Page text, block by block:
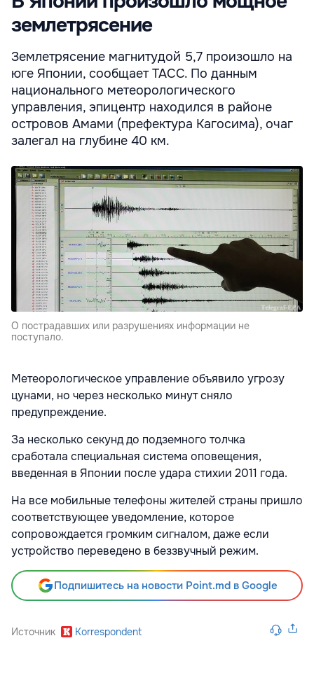
землетрясение
Землетрясение магнитудой 5,7 произошло на
юге Японии, сообщает ТАСС. По данным
национального метеорологического
управления, эпицентр находился в районе
островов Амами (префектура Кагосима), очаг
залегал на глубине 40 км.
О пострадавших или разрушениях информации не
поступало.
Метеорологическое управление объявило угрозу
цунами, но через несколько минут сняло
предупреждение.
За несколько секунд до подземного толчка
сработала специальная система оповещения,
введенная в Японии после удара стихии 2011 года.
На все мобильные телефоны жителей страны пришло
соответствующее уведомление, которое
сопровождается громким сигналом, даже если
устройство переведено в беззвучный режим.
Подпишитесь на новости Point.md в Google
Источник Korrespondent